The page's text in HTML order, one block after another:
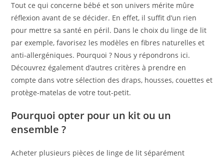
Tout ce qui concerne bébé et son univers mérite mûre
réflexion avant de se décider. En effet, il suffit d’un rien
pour mettre sa santé en péril. Dans le choix du linge de lit
par exemple, favorisez les modèles en fibres naturelles et
anti-allergéniques. Pourquoi ? Nous y répondrons ici.
Découvrez également d’autres critères à prendre en
compte dans votre sélection des draps, housses, couettes et
protège-matelas de votre tout-petit.
Pourquoi opter pour un kit ou un
ensemble ?
Acheter plusieurs pièces de linge de lit séparément